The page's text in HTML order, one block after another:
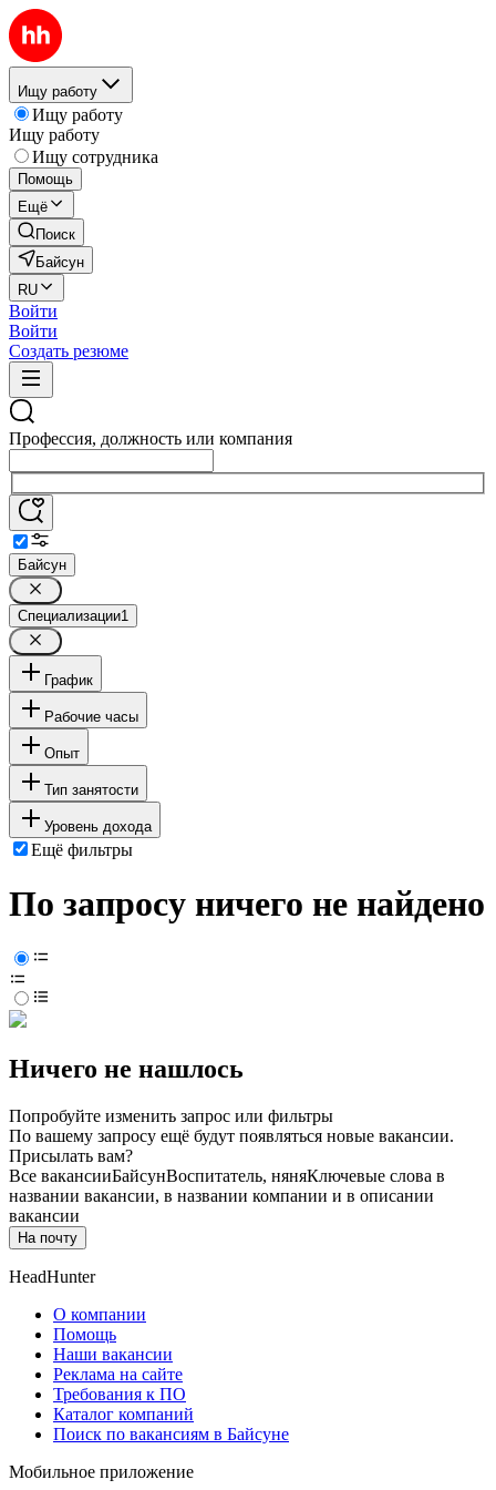
Ищу работу
Ищу работу
Ищу работу
Ищу сотрудника
Помощь
Ещё
Поиск
Байсун
RU
Войти
Войти
Создать резюме
Профессия, должность или компания
Байсун
Специализации1
График
Рабочие часы
Опыт
Тип занятости
Уровень дохода
Ещё фильтры
По запросу ничего не найдено
Ничего не нашлось
Попробуйте изменить запрос или фильтры
По вашему запросу ещё будут появляться новые вакансии.
Присылать вам?
Все вакансииБайсунВоспитатель, няняКлючевые слова в
названии вакансии, в названии компании и в описании
вакансии
На почту
HeadHunter
О компании
Помощь
Наши вакансии
Реклама на сайте
Требования к ПО
Каталог компаний
Поиск по вакансиям в Байсуне
Мобильное приложение